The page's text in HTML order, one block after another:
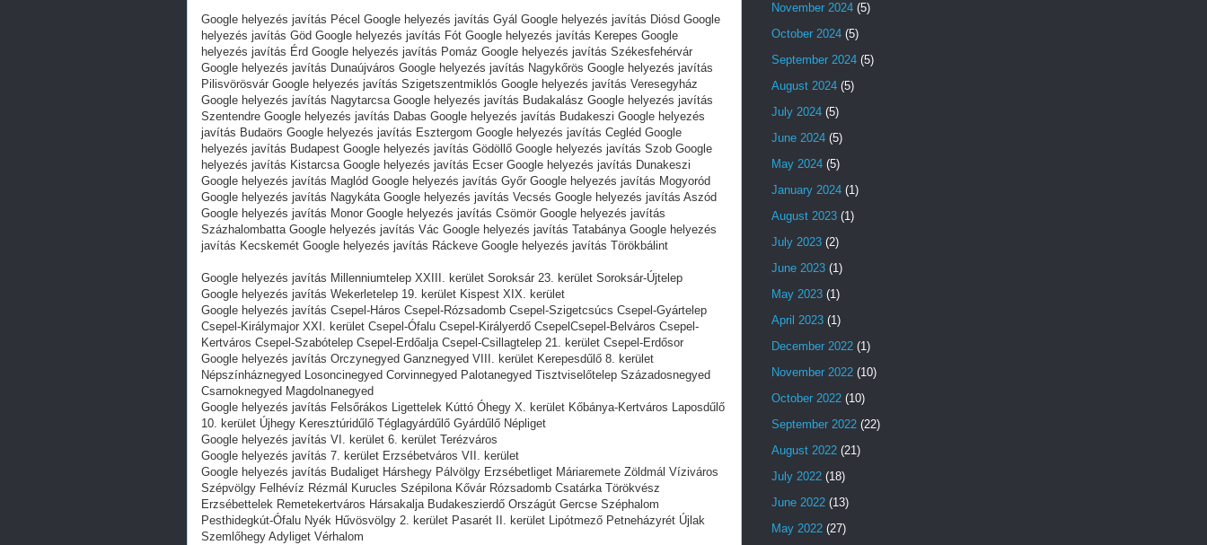
Google helyezés javítás Pécel Google helyezés javítás Gyál Google helyezés javítás Diósd Google
helyezés javítás Göd Google helyezés javítás Fót Google helyezés javítás Kerepes Google
helyezés javítás Érd Google helyezés javítás Pomáz Google helyezés javítás Székesfehérvár
Google helyezés javítás Dunaújváros Google helyezés javítás Nagykőrös Google helyezés javítás
Pilisvörösvár Google helyezés javítás Szigetszentmiklós Google helyezés javítás Veresegyház
Google helyezés javítás Nagytarcsa Google helyezés javítás Budakalász Google helyezés javítás
Szentendre Google helyezés javítás Dabas Google helyezés javítás Budakeszi Google helyezés
javítás Budaörs Google helyezés javítás Esztergom Google helyezés javítás Cegléd Google
helyezés javítás Budapest Google helyezés javítás Gödöllő Google helyezés javítás Szob Google
helyezés javítás Kistarcsa Google helyezés javítás Ecser Google helyezés javítás Dunakeszi
Google helyezés javítás Maglód Google helyezés javítás Győr Google helyezés javítás Mogyoród
Google helyezés javítás Nagykáta Google helyezés javítás Vecsés Google helyezés javítás Aszód
Google helyezés javítás Monor Google helyezés javítás Csömör Google helyezés javítás
Százhalombatta Google helyezés javítás Vác Google helyezés javítás Tatabánya Google helyezés
javítás Kecskemét Google helyezés javítás Ráckeve Google helyezés javítás Törökbálint
Google helyezés javítás Millenniumtelep XXIII. kerület Soroksár 23. kerület Soroksár-Újtelep
Google helyezés javítás Wekerletelep 19. kerület Kispest XIX. kerület
Google helyezés javítás Csepel-Háros Csepel-Rózsadomb Csepel-Szigetcsúcs Csepel-Gyártelep
Csepel-Királymajor XXI. kerület Csepel-Ófalu Csepel-Királyerdő CsepelCsepel-Belváros Csepel-
Kertváros Csepel-Szabótelep Csepel-Erdőalja Csepel-Csillagtelep 21. kerület Csepel-Erdősor
Google helyezés javítás Orczynegyed Ganznegyed VIII. kerület Kerepesdűlő 8. kerület
Népszínháznegyed Losoncinegyed Corvinnegyed Palotanegyed Tisztviselőtelep Századosnegyed
Csarnoknegyed Magdolnanegyed
Google helyezés javítás Felsőrákos Ligettelek Kúttó Óhegy X. kerület Kőbánya-Kertváros Laposdűlő
10. kerület Újhegy Keresztúridűlő Téglagyárdűlő Gyárdűlő Népliget
Google helyezés javítás VI. kerület 6. kerület Terézváros
Google helyezés javítás 7. kerület Erzsébetváros VII. kerület
Google helyezés javítás Budaliget Hárshegy Pálvölgy Erzsébetliget Máriaremete Zöldmál Víziváros
Szépvölgy Felhévíz Rézmál Kurucles Szépilona Kővár Rózsadomb Csatárka Törökvész
Erzsébettelek Remetekertváros Hársakalja Budakeszierdő Országút Gercse Széphalom
Pesthidegkút-Ófalu Nyék Hűvösvölgy 2. kerület Pasarét II. kerület Lipótmező Petneházyrét Újlak
Szemlőhegy Adyliget Vérhalom
November 2024 (5)
October 2024 (5)
September 2024 (5)
August 2024 (5)
July 2024 (5)
June 2024 (5)
May 2024 (5)
January 2024 (1)
August 2023 (1)
July 2023 (2)
June 2023 (1)
May 2023 (1)
April 2023 (1)
December 2022 (1)
November 2022 (10)
October 2022 (10)
September 2022 (22)
August 2022 (21)
July 2022 (18)
June 2022 (13)
May 2022 (27)